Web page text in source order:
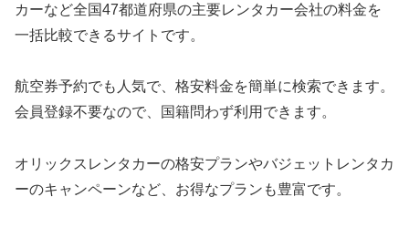
カーなど全国47都道府県の主要レンタカー会社の料金を
一括比較できるサイトです。
航空券予約でも人気で、格安料金を簡単に検索できます。
会員登録不要なので、国籍問わず利用できます。
オリックスレンタカーの格安プランやバジェットレンタカ
ーのキャンペーンなど、お得なプランも豊富です。